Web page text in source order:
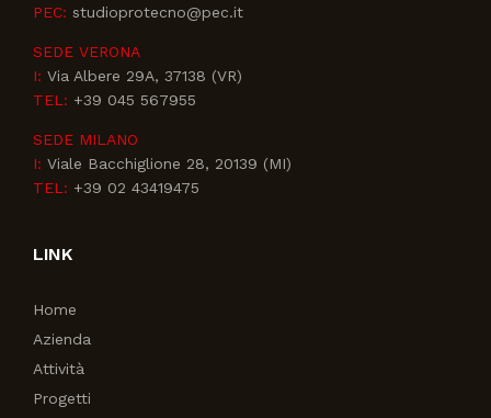
PEC: studioprotecno@pec.it
SEDE VERONA
I: Via Albere 29A, 37138 (VR)
TEL: +39 045 567955
SEDE MILANO
I: Viale Bacchiglione 28, 20139 (MI)
TEL: +39 02 43419475
LINK
Home
Azienda
Attività
Progetti